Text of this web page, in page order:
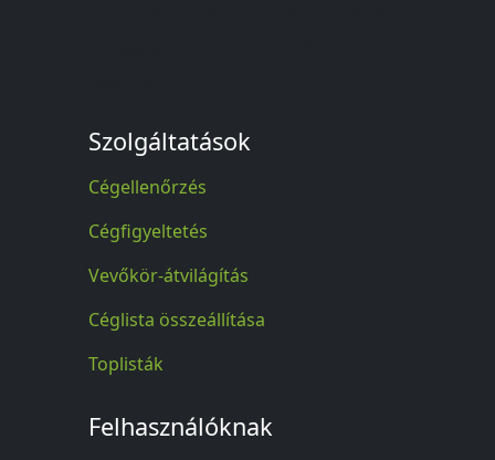
Szolgáltatások
Cégellenőrzés
Cégfigyeltetés
Vevőkör-átvilágítás
Céglista összeállítása
Toplisták
Felhasználóknak